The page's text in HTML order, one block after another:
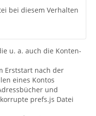
bei diesem Verhalten
u. a. auch die Konten-
Erststart nach der
eines Kontos
und
prefs.js Datei